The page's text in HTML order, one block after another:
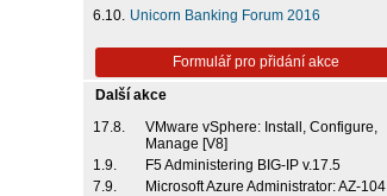
6.10. Unicorn Banking Forum 2016
Formulář pro přidání akce
Další akce
17.8.
VMware vSphere: Install, Configure,
Manage [V8]
1.9.
F5 Administering BIG-IP v.17.5
7.9.
Microsoft Azure Administrator: AZ-104